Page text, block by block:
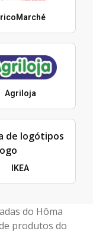
Agriloja
IKEA
do Hôma
produtos do